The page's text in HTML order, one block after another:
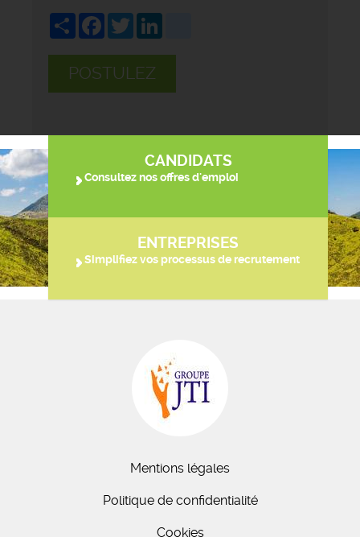
ShareFacebook
Twitter
POSTULEZ
CANDIDATS
Consultez nos offres d'emploi
ENTREPRISES
Simplifiez vos processus de recrutement
Mentions légales
Politique de confidentialité
Cookies